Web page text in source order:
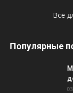
Всё
Популярные